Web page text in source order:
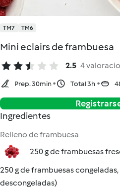
TM7 TM6
Mini eclairs de frambuesa
2.5 4
Prep. 30min Total 3h
Ingredientes
Relleno de frambuesa
250 g de frambuesas
250 g de frambuesas
descongeladas)